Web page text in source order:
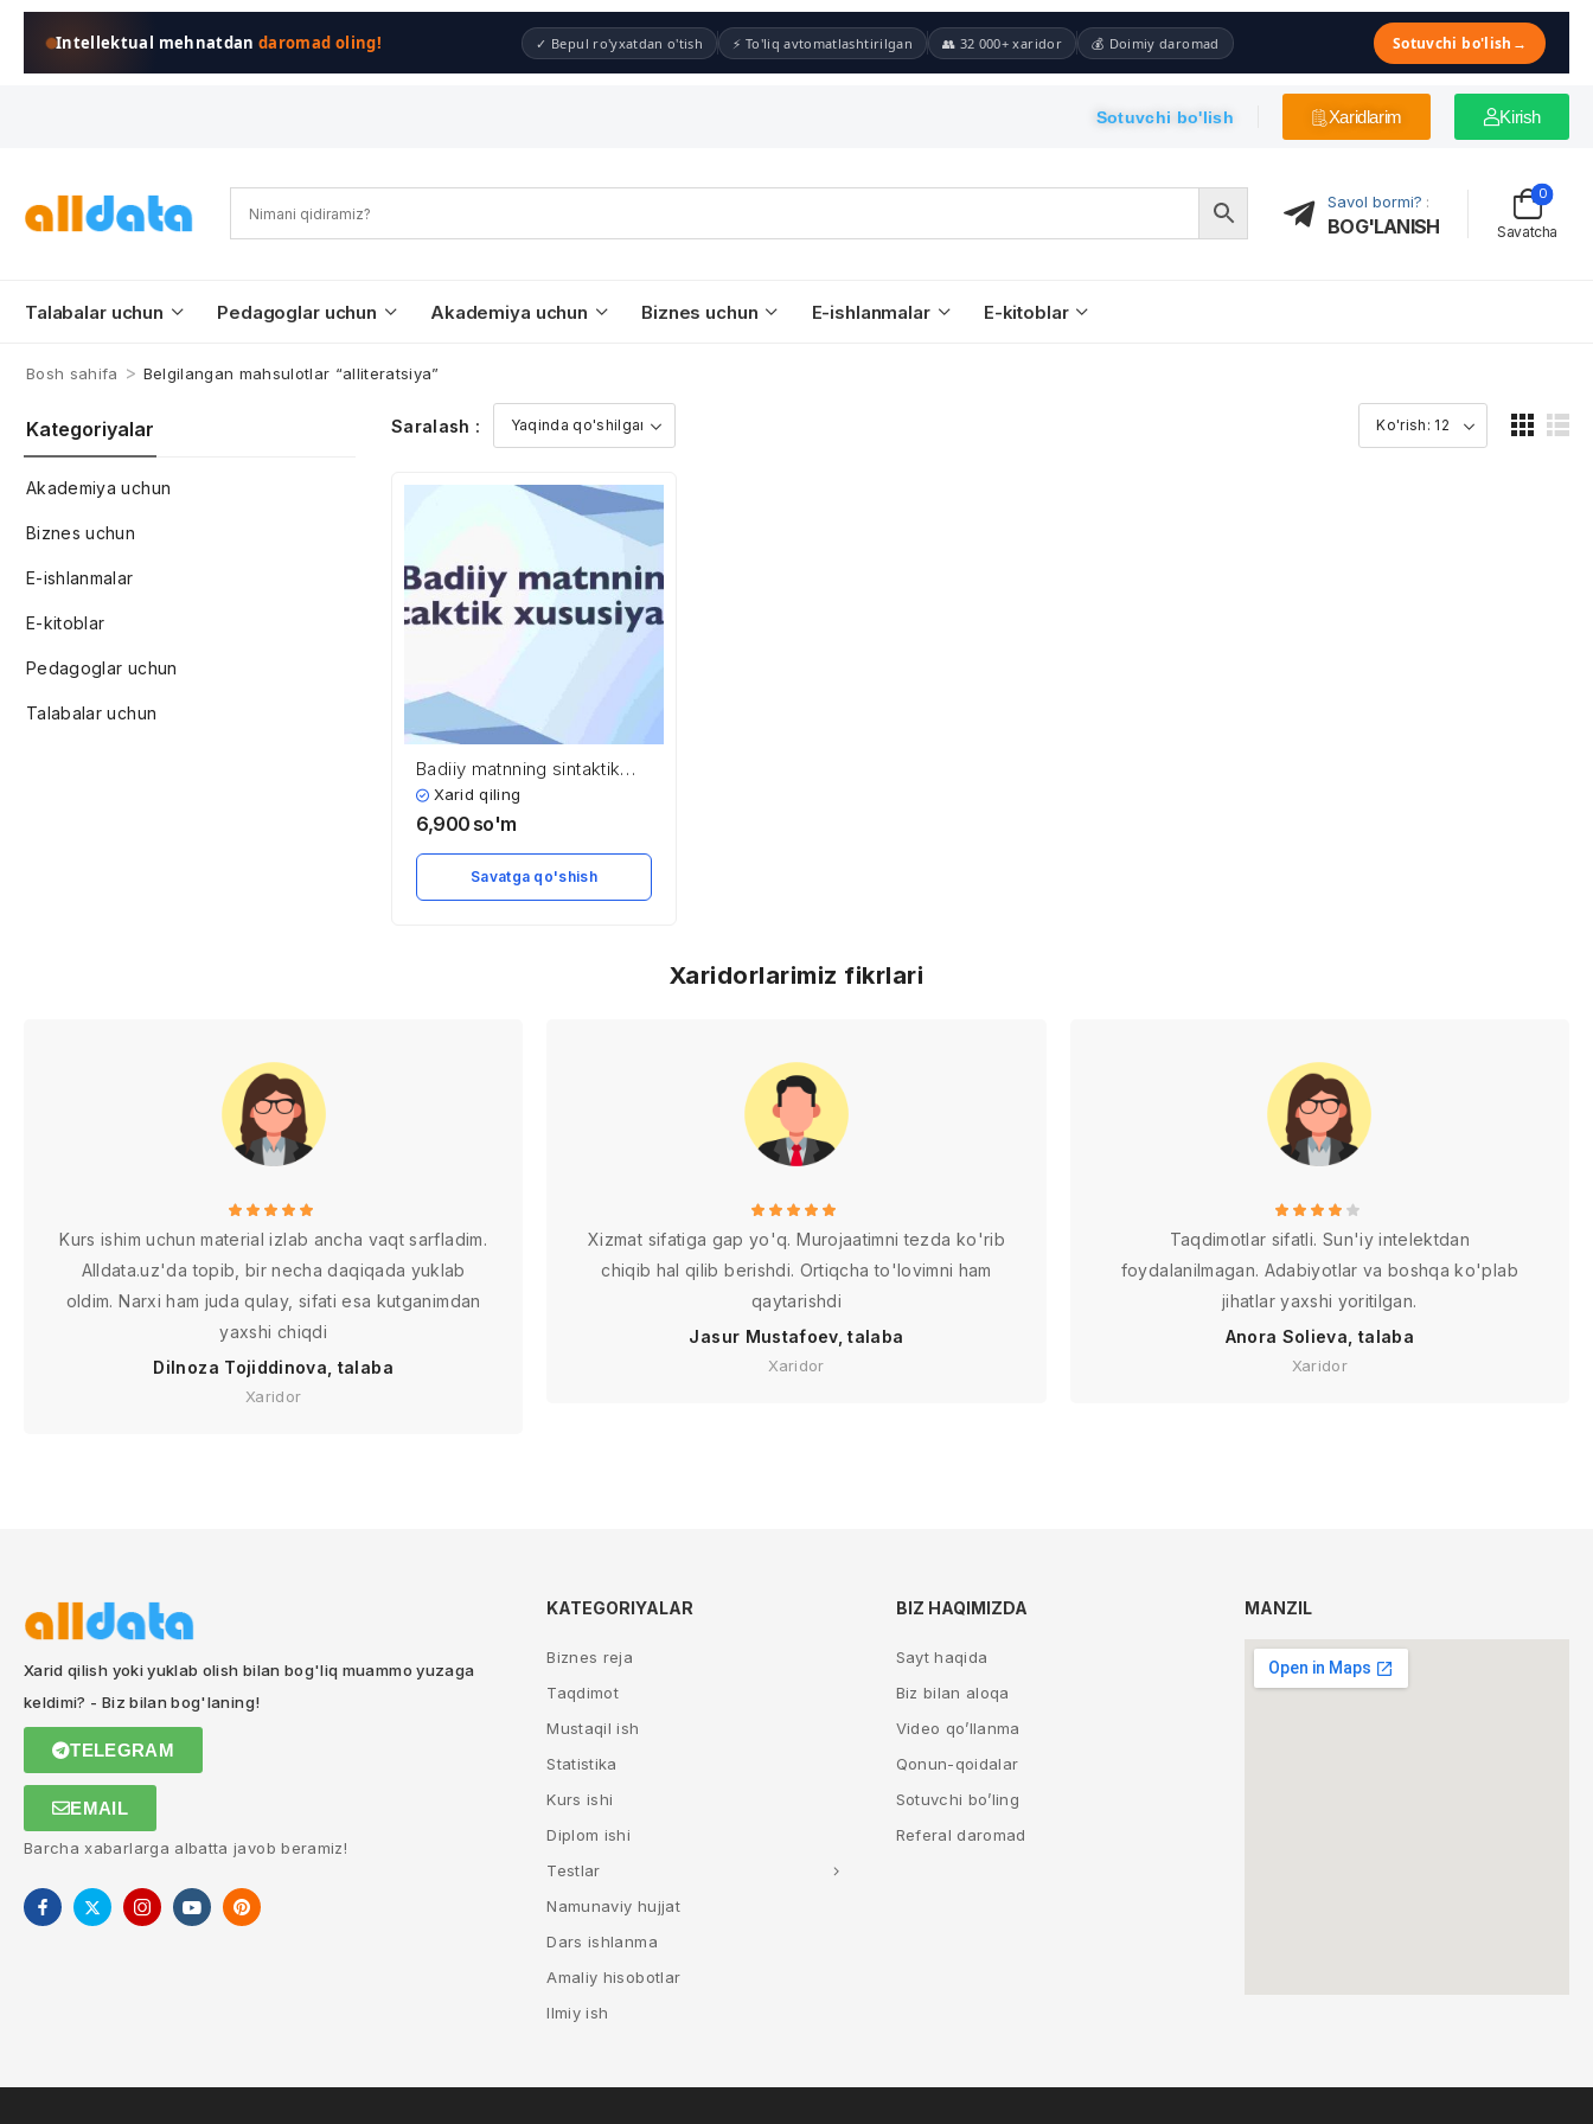
Intellektual mehnatdandaromad oling! ✓ Bepul ro'yxatdan o'tish ⚡ To'liq avtomatlashtirilgan 👥 32 000+ xaridor 💰 Doimiy daromad Sotuvchi bo'lish →
Sotuvchi bo'lish Xaridlarim Kirish
Savol bormi? :
BOG'LANISH Savatcha
0
Talabalar uchun Pedagoglar uchun Akademiya uchun Biznes uchun E-ishlanmalar E-kitoblar
Bosh sahifa > Belgilangan mahsulotlar “alliteratsiya”
Kategoriyalar
Akademiya uchun
Biznes uchun
E-ishlanmalar
E-kitoblar
Pedagoglar uchun
Talabalar uchun
Saralash :
Badiiy matnning sintaktik
xususiyatlari
Xarid qiling
6,900 so'm
Savatga qo'shish
Xaridorlarimiz fikrlari
Kurs ishim uchun material izlab ancha vaqt sarfladim.
Alldata.uz'da topib, bir necha daqiqada yuklab
oldim. Narxi ham juda qulay, sifati esa kutganimdan
yaxshi chiqdi
Dilnoza Tojiddinova, talaba
Xaridor
Xizmat sifatiga gap yo'q. Murojaatimni tezda ko'rib
chiqib hal qilib berishdi. Ortiqcha to'lovimni ham
qaytarishdi
Jasur Mustafoev, talaba
Xaridor
Taqdimotlar sifatli. Sun'iy intelektdan
foydalanilmagan. Adabiyotlar va boshqa ko'plab
jihatlar yaxshi yoritilgan.
Anora Solieva, talaba
Xaridor
Xarid qilish yoki yuklab olish bilan bog'liq muammo yuzaga
keldimi? - Biz bilan bog'laning!
TELEGRAM
EMAIL
Barcha xabarlarga albatta javob beramiz!
KATEGORIYALAR
Biznes reja
Taqdimot
Mustaqil ish
Statistika
Kurs ishi
Diplom ishi
Testlar
Namunaviy hujjat
Dars ishlanma
Amaliy hisobotlar
Ilmiy ish
BIZ HAQIMIZDA
Sayt haqida
Biz bilan aloqa
Video qo’llanma
Qonun-qoidalar
Sotuvchi bo’ling
Referal daromad
MANZIL